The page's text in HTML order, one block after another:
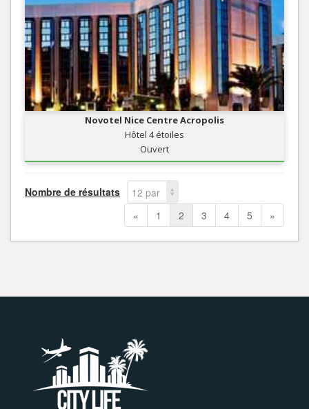
Novotel Nice Centre Acropolis
Hôtel 4 étoiles
Ouvert
Nombre de résultats
12 par
page
« 1 2 3 4 5 »